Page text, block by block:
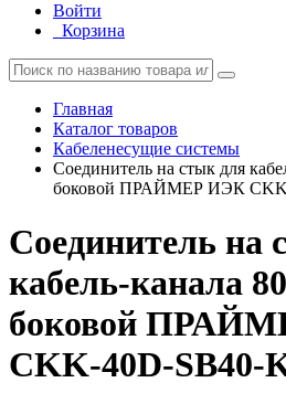
Войти
Корзина
Главная
Каталог товаров
Кабеленесущие системы
Соединитель на стык для
боковой ПРАЙМЕР ИЭК
Соединитель на
кабель-канала
боковой
CKK-40D-SB40-